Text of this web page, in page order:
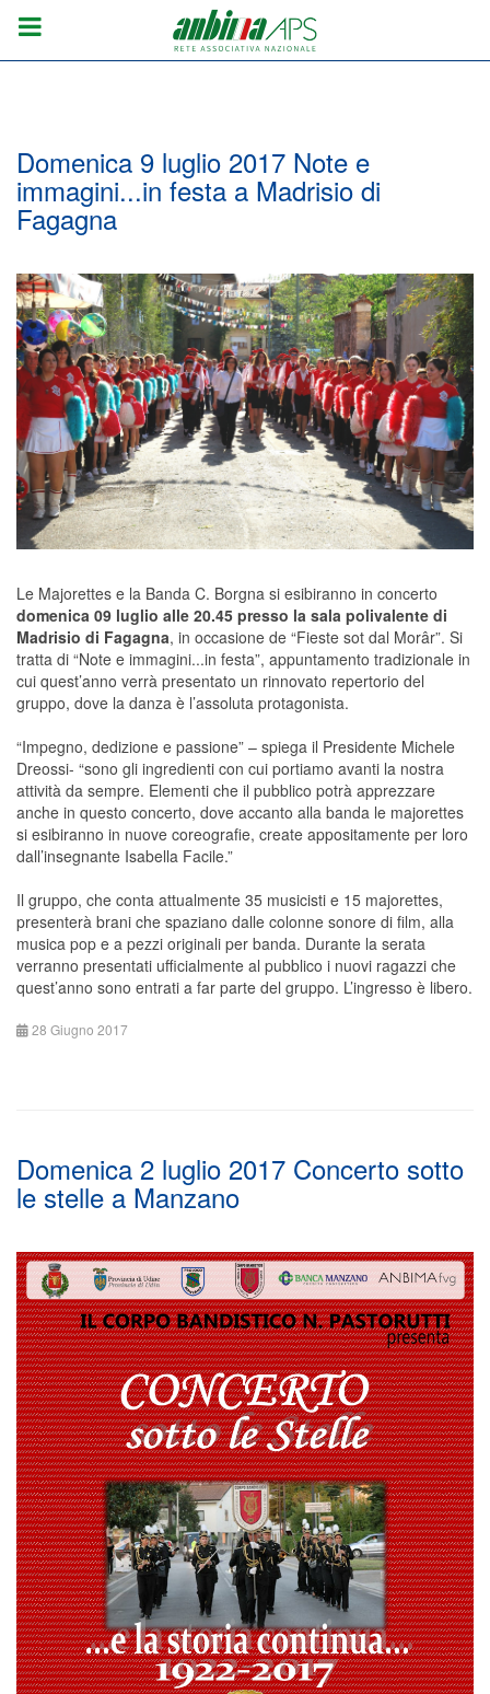
Domenica 9 luglio 2017 Note e
immagini...in festa a Madrisio di
Fagagna
Le Majorettes e la Banda C. Borgna si esibiranno in concerto
domenica 09 luglio alle 20.45 presso la sala polivalente di
Madrisio di Fagagna, in occasione de “Fieste sot dal Morâr”. Si
tratta di “Note e immagini...in festa”, appuntamento tradizionale in
cui quest’anno verrà presentato un rinnovato repertorio del
gruppo, dove la danza è l’assoluta protagonista.
“Impegno, dedizione e passione” – spiega il Presidente Michele
Dreossi- “sono gli ingredienti con cui portiamo avanti la nostra
attività da sempre. Elementi che il pubblico potrà apprezzare
anche in questo concerto, dove accanto alla banda le majorettes
si esibiranno in nuove coreografie, create appositamente per loro
dall’insegnante Isabella Facile.”
Il gruppo, che conta attualmente 35 musicisti e 15 majorettes,
presenterà brani che spaziano dalle colonne sonore di film, alla
musica pop e a pezzi originali per banda. Durante la serata
verranno presentati ufficialmente al pubblico i nuovi ragazzi che
quest’anno sono entrati a far parte del gruppo. L’ingresso è libero.
28 Giugno 2017
Domenica 2 luglio 2017 Concerto sotto
le stelle a Manzano